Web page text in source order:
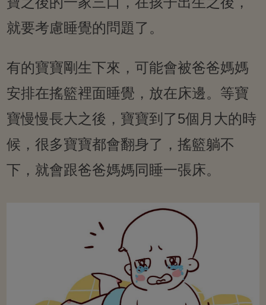
就要考慮睡覺的問題了。
有的寶寶剛生下來，可能會被爸爸媽媽
安排在搖籃裡面睡覺，放在床邊。等寶
寶慢慢長大之後，寶寶到了5個月大的時
候，很多寶寶都會翻身了，搖籃躺不
下，就會跟爸爸媽媽同睡一張床。